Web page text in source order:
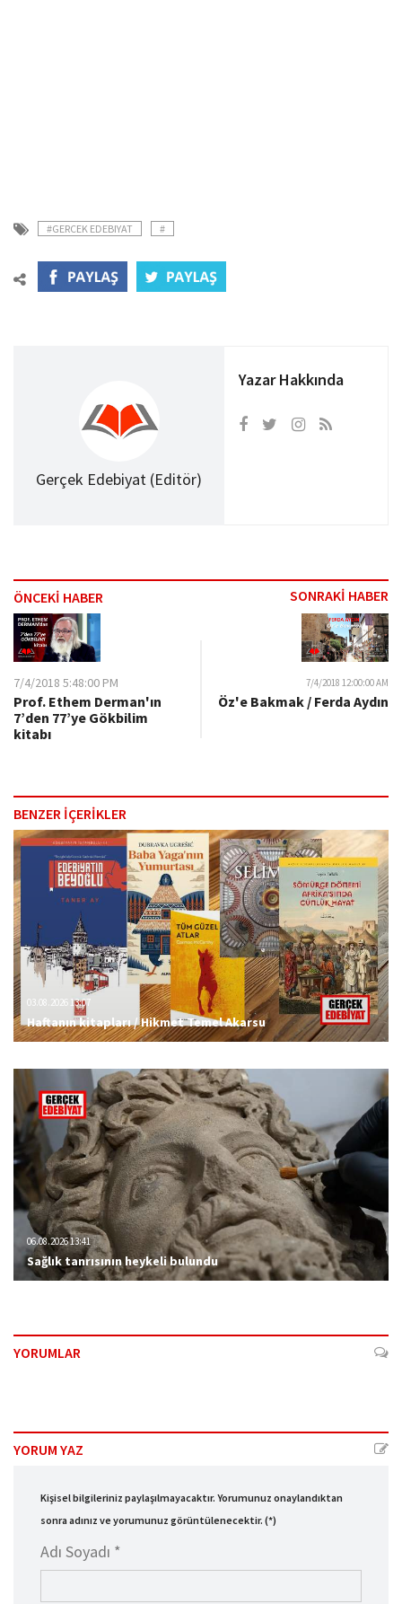
#GERCEK EDEBIYAT #
Gerçek Edebiyat (Editör)
Yazar Hakkında
ÖNCEKİ HABER SONRAKİ HABER
7/4/2018 5:48:00 PM
Prof. Ethem Derman'ın
7’den 77’ye Gökbilim
kitabı
7/4/2018 12:00:00 AM
Öz'e Bakmak / Ferda Aydın
BENZER İÇERİKLER
03.08.2026 13:07
Haftanın kitapları / Hikmet Temel Akarsu
06.08.2026 13:41
Sağlık tanrısının heykeli bulundu
YORUMLAR
YORUM YAZ
Kişisel bilgileriniz paylaşılmayacaktır. Yorumunuz onaylandıktan
sonra adınız ve yorumunuz görüntülenecektir. (*)
Adı Soyadı *